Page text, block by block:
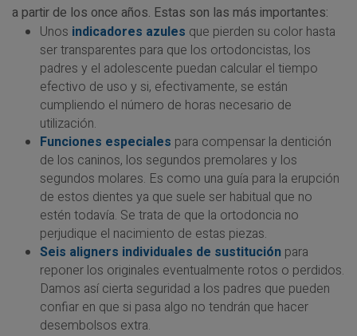
a partir de los once años. Estas son las más importantes:
Unos indicadores azules que pierden su color hasta
ser transparentes para que los ortodoncistas, los
padres y el adolescente puedan calcular el tiempo
efectivo de uso y si, efectivamente, se están
cumpliendo el número de horas necesario de
utilización.
Funciones especiales para compensar la dentición
de los caninos, los segundos premolares y los
segundos molares. Es como una guía para la erupción
de estos dientes ya que suele ser habitual que no
estén todavía. Se trata de que la ortodoncia no
perjudique el nacimiento de estas piezas.
Seis aligners individuales de sustituciónpara
reponer los originales eventualmente rotos o perdidos.
Damos así cierta seguridad a los padres que pueden
confiar en que si pasa algo no tendrán que hacer
desembolsos extra.